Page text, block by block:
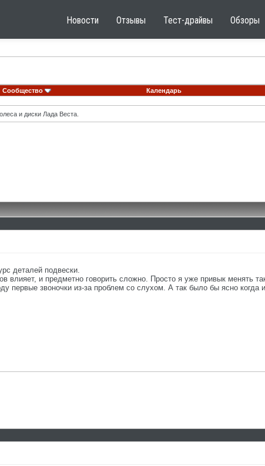
Новости Отзывы Тест-драйвы Обзоры
Сообщество Календарь
и диски Лада Веста.
деталей подвески.
влияет, и предметно говорить сложно. Просто я уже привык менять
первые звоночки из-за проблем со слухом. А так было бы ясно